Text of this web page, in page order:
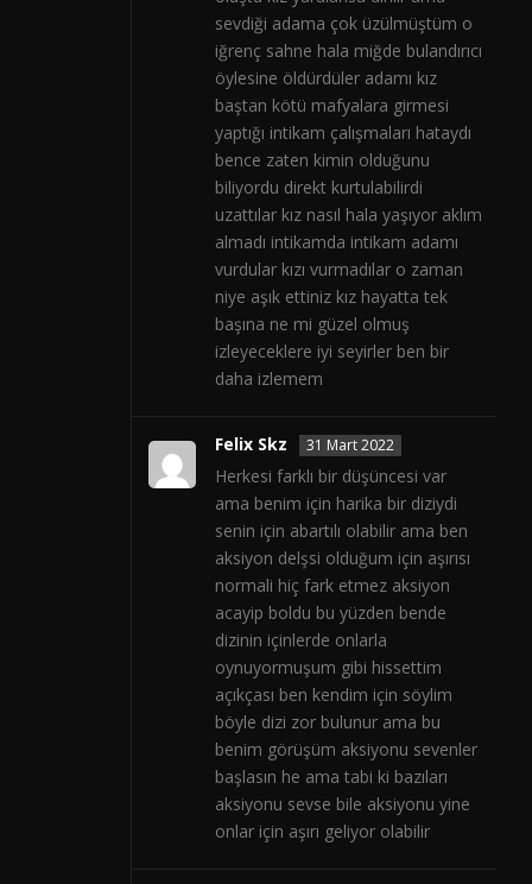
sevdiği adama çok üzülmüştüm o
iğrenç sahne hala miğde bulandırıcı
öylesine öldürdüler adamı kız
baştan kötü mafyalara girmesi
yaptığı intikam çalışmaları hataydı
bence zaten kimin olduğunu
biliyordu direkt kurtulabilirdi
uzattılar kız nasıl hala yaşıyor aklım
almadı intikamda intikam adamı
vurdular kızı vurmadılar o zaman
niye aşık ettiniz kız hayatta tek
başına ne mi güzel olmuş
izleyeceklere iyi seyirler ben bir
daha izlemem
Felix Skz 31 Mart 2022
Herkesi farklı bir düşüncesi var
ama benim için harika bir diziydi
senin için abartılı olabilir ama ben
aksiyon delşsi olduğum için aşırısı
normali hiç fark etmez aksiyon
acayip boldu bu yüzden bende
dizinin içinlerde onlarla
oynuyormuşum gibi hissettim
açıkçası ben kendim için söylim
böyle dizi zor bulunur ama bu
benim görüşüm aksiyonu sevenler
başlasın he ama tabi ki bazıları
aksiyonu sevse bile aksiyonu yine
onlar için aşırı geliyor olabilir